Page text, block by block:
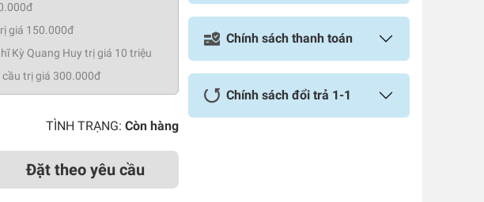
giá 150.000đ
Kỳ Quang Huy trị giá 10 triệu
cầu trị giá 300.000đ
TÌNH TRẠNG: Còn hàng
Đặt theo yêu cầu
Chính sách thanh toán
Chính sách đổi trả 1-1